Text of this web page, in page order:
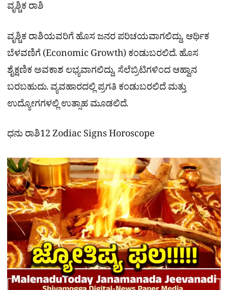
ವೃಶ್ಚಿಕ ರಾಶಿ
ವೃಶ್ಚಿಕ ರಾಶಿಯವರಿಗೆ ಹೊಸ ಜನರ ಪರಿಚಯವಾಗಲಿದ್ದು, ಆರ್ಥಿಕ
ಬೆಳವಣಿಗೆ (Economic Growth) ಕಂಡುಬರಲಿದೆ. ಹೊಸ
ಶೈಕ್ಷಣಿಕ ಅವಕಾಶ ಲಭ್ಯವಾಗಲಿದ್ದು, ಸೆಲೆಬ್ರಿಟಿಗಳಿಂದ ಆಹ್ವಾನ
ಬರಬಹುದು. ವ್ಯವಹಾರದಲ್ಲಿ ಪ್ರಗತಿ ಕಂಡುಬರಲಿದೆ ಮತ್ತು
ಉದ್ಯೋಗಗಳಲ್ಲಿ ಉತ್ಸಾಹ ಮೂಡಲಿದೆ.
ಧನು ರಾಶಿ12 Zodiac Signs Horoscope